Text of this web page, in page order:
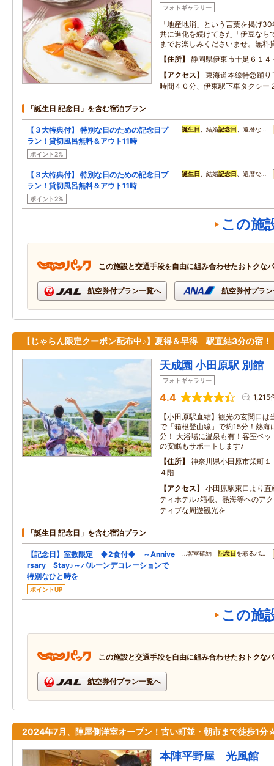
フォトギャラリー
「地産地消」という言葉を掲げ
共に進化を続けてきた「伊豆なら
までお楽しみくださいませ。無料
住所
静岡県伊東市十足６１４
アクセス
東海道本線特急踊
時間４０分、伊東駅下車タクシー
「誕生日 記念日」を含む宿泊プラン
【３大特典付】 特別な日のための記念日プ
ラン！貸切風呂無料＆アウト11時
ポイント2%
誕生日 、結婚記念日 、還暦な…
【３大特典付】 特別な日のための記念日プ
ラン！貸切風呂無料＆アウト11時
ポイント2%
誕生日 、結婚記念日 、還暦な…
この施
この施設と交通手段を自由に組み合わせたおトクな
航空券付プラン一覧へ 航空券付プラ
【じゃらん限定クーポン配布中♪】夏得＆早得 駅直結3分の宿！
天成園 小田原駅 別館
フォトギャラリー
4.4 1,215
【小田原駅直結】観光の玄関口
で「箱根登山線」で約15分！熱
分！ 大浴場に温泉も有！客室ベ
の安眠もサポートします♪
住所
神奈川県小田原市栄町
４階
アクセス
小田原駅東口より
ティホテル♪箱根、熱海等へのア
ティブな周遊観光を
「誕生日 記念日」を含む宿泊プラン
【記念日】室数限定 ◆2食付◆ ～Annive
rsary Stay♪～バルーンデコレーションで
特別なひと時を
ポイントUP
…客室確約 記念日 を彩るバ…
この施
この施設と交通手段を自由に組み合わせたおトクな
航空券付プラン一覧へ
2024年7月、陣屋側洋室オープン！古い町並・朝市まで徒歩1分
本陣平野屋 光風館